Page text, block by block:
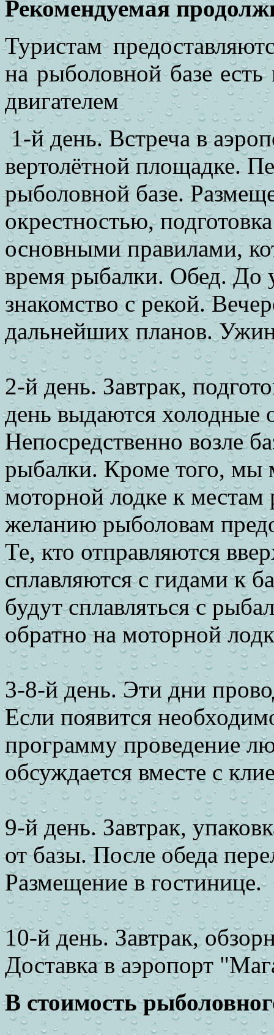
Рекомендуемая
Туристам
на рыболовной базе
двигателем
1-й день. Встреча в
вертолётной площадке.
рыболовной базе.
окрестностью,
основными правилами,
время рыбалки. Обед. До
знакомство с рекой.
дальнейших планов.
2-й день. Завтрак,
день выдаются холодные
Непосредственно возле
рыбалки. Кроме того, мы
моторной лодке к
желанию рыболовам
Те, кто отправляются
сплавляются с гидами к
будут сплавляться с
обратно на моторной
3-8-й день. Эти дни
Если появится
программу проведение
обсуждается вместе с
9-й день. Завтрак,
от базы. После обеда
Размещение в гостинице.
10-й день. Завтрак,
Доставка в аэропорт
В стоимость